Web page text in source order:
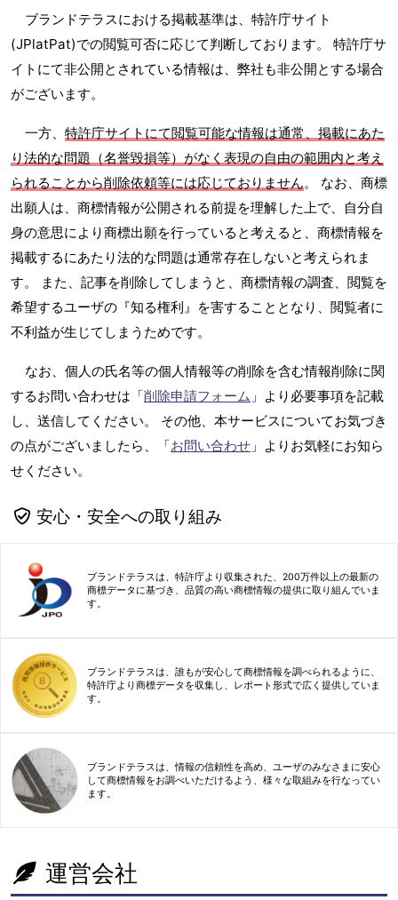
ブランドテラスにおける掲載基準は、特許庁サイト
(JPlatPat)での閲覧可否に応じて判断しております。 特許庁サ
イトにて非公開とされている情報は、弊社も非公開とする場合
がございます。
一方、 特許庁サイトにて閲覧可能な情報は通常、掲載にあた
り法的な問題（名誉毀損等）がなく表現の自由の範囲内と考え
られることから削除依頼等には応じておりません。 なお、商標
出願人は、商標情報が公開される前提を理解した上で、自分自
身の意思により商標出願を行っていると考えると、商標情報を
掲載するにあたり法的な問題は通常存在しないと考えられま
す。 また、記事を削除してしまうと、商標情報の調査、閲覧を
希望するユーザの『知る権利』を害することとなり、閲覧者に
不利益が生じてしまうためです。
なお、個人の氏名等の個人情報等の削除を含む情報削除に関
するお問い合わせは「削除申請フォーム 」より必要事項を記載
し、送信してください。 その他、本サービスについてお気づき
の点がございましたら、「お問い合わせ 」よりお気軽にお知ら
せください。
安心・安全への取り組み
ブランドテラスは、特許庁より収集された、200万件以上の最新の
商標データに基づき、品質の高い商標情報の提供に取り組んでいま
す。
ブランドテラスは、誰もが安心して商標情報を調べられるように、
特許庁より商標データを収集し、レポート形式で広く提供していま
す。
ブランドテラスは、情報の信頼性を高め、ユーザのみなさまに安心
して商標情報をお調べいただけるよう、様々な取組みを行なってい
ます。
運営会社